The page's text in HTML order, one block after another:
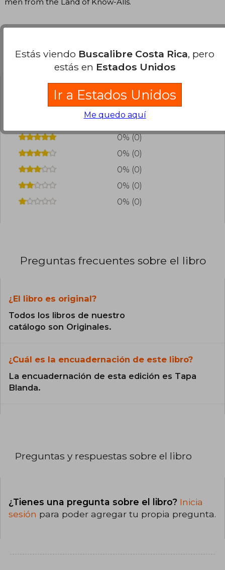
men from the Land of Know-Alls.
Opiniones del libro
¿Leíste este libro? Inicia sesión para poder
agregar tu propia evaluación
0% (0)
0% (0)
0% (0)
0% (0)
0% (0)
Preguntas frecuentes sobre el libro
¿El libro es original?
Todos los libros de nuestro
catálogo son Originales.
¿Cuál es la encuadernación de este libro?
La encuadernación de esta edición es Tapa
Blanda.
Preguntas y respuestas sobre el libro
¿Tienes una pregunta sobre el libro? Inicia
sesión para poder agregar tu propia pregunta.
Estás viendo Buscalibre Costa Rica, pero
estás en Estados Unidos
Ir a Estados Unidos
Me quedo aquí